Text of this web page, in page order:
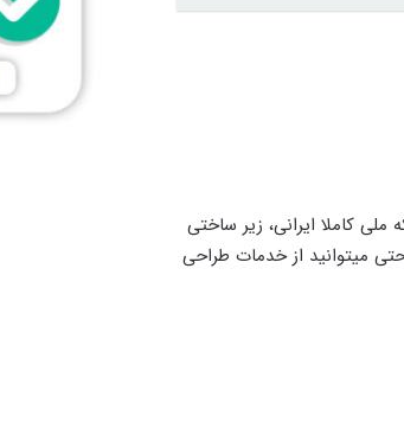
کاملا ایرانی، زیر ساختی
میتوانید از خدمات طراحی